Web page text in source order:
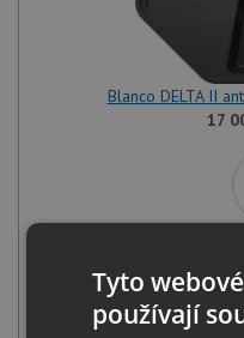
Blanco DELTA II
17
Tyto
používají